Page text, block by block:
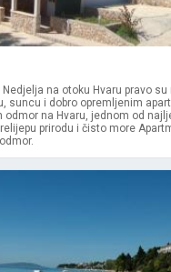
na otoku Hvaru pravo
suncu i dobro opremljenim
odmor na Hvaru, jednom od
prirodu i čisto more